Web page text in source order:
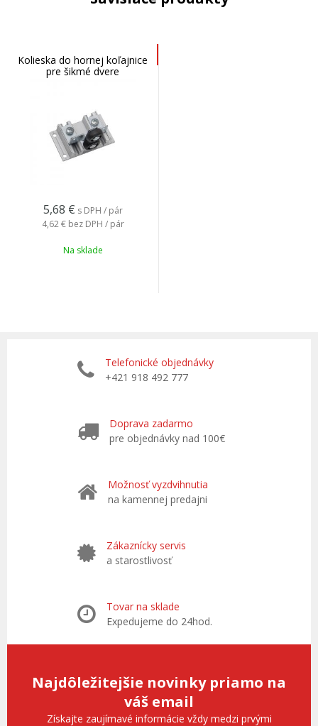
Kolieska do hornej koľajnice
pre šikmé dvere
5,68 € s DPH / pár
4,62 € bez DPH / pár
Na sklade
Telefonické objednávky
+421 918 492 777
Doprava zadarmo
pre objednávky nad 100€
Možnosť vyzdvihnutia
na kamennej predajni
Zákaznícky servis
a starostlivosť
Tovar na sklade
Expedujeme do 24hod.
Najdôležitejšie novinky priamo na
váš email
Získajte zaujímavé informácie vždy medzi prvými